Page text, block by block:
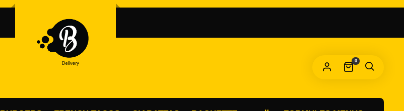
0
OBLIGATOIRE